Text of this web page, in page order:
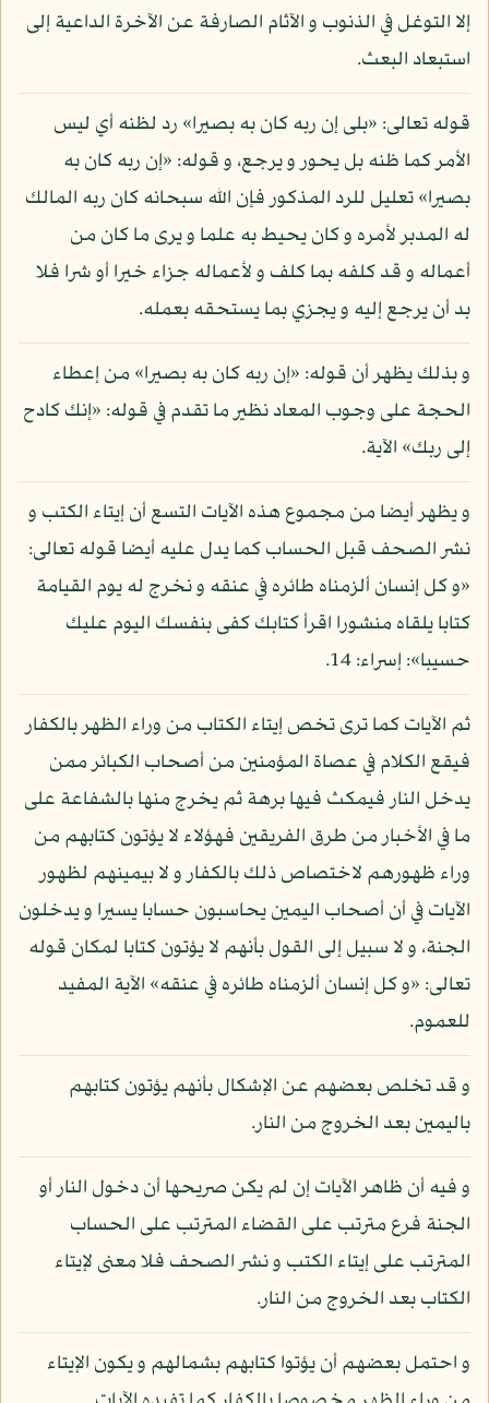
إلا التوغل في الذنوب و الآثام الصارفة عن الآخرة الداعية إلى
استبعاد البعث.
قوله تعالى: «بلى إن ربه كان به بصيرا» رد لظنه أي ليس
الأمر كما ظنه بل يحور و يرجع، و قوله: «إن ربه كان به
بصيرا» تعليل للرد المذكور فإن الله سبحانه كان ربه المالك
له المدبر لأمره و كان يحيط به علما و يرى ما كان من
أعماله و قد كلفه بما كلف و لأعماله جزاء خيرا أو شرا فلا
بد أن يرجع إليه و يجزي بما يستحقه بعمله.
و بذلك يظهر أن قوله: «إن ربه كان به بصيرا» من إعطاء
الحجة على وجوب المعاد نظير ما تقدم في قوله: «إنك كادح
إلى ربك» الآية.
و يظهر أيضا من مجموع هذه الآيات التسع أن إيتاء الكتب و
نشر الصحف قبل الحساب كما يدل عليه أيضا قوله تعالى:
«و كل إنسان ألزمناه طائره في عنقه و نخرج له يوم القيامة
كتابا يلقاه منشورا اقرأ كتابك كفى بنفسك اليوم عليك
حسيبا»: إسراء: 14.
ثم الآيات كما ترى تخص إيتاء الكتاب من وراء الظهر بالكفار
فيقع الكلام في عصاة المؤمنين من أصحاب الكبائر ممن
يدخل النار فيمكث فيها برهة ثم يخرج منها بالشفاعة على
ما في الأخبار من طرق الفريقين فهؤلاء لا يؤتون كتابهم من
وراء ظهورهم لاختصاص ذلك بالكفار و لا بيمينهم لظهور
الآيات في أن أصحاب اليمين يحاسبون حسابا يسيرا و يدخلون
الجنة، و لا سبيل إلى القول بأنهم لا يؤتون كتابا لمكان قوله
تعالى: «و كل إنسان ألزمناه طائره في عنقه» الآية المفيد
للعموم.
و قد تخلص بعضهم عن الإشكال بأنهم يؤتون كتابهم
باليمين بعد الخروج من النار.
و فيه أن ظاهر الآيات إن لم يكن صريحها أن دخول النار أو
الجنة فرع مترتب على القضاء المترتب على الحساب
المترتب على إيتاء الكتب و نشر الصحف فلا معنى لإيتاء
الكتاب بعد الخروج من النار.
و احتمل بعضهم أن يؤتوا كتابهم بشمالهم و يكون الإيتاء